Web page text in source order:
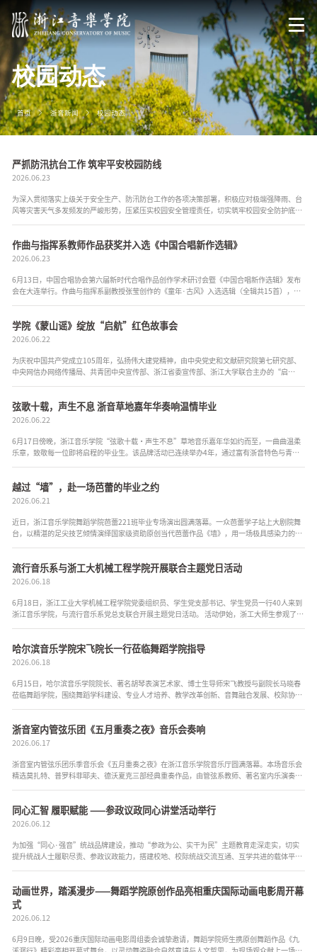
首页 浙音新闻 校园动态
校园动态
严抓防汛抗台工作 筑牢平安校园防线
2026.06.23
为深入贯彻落实上级关于安全生产、防汛防台工作的各项决策部署，积极应对极端强降雨、台
风等灾害天气多发频发的严峻形势，压紧压实校园安全管理责任，切实筑牢校园安全防护底
作曲与指挥系教师作品获奖并入选《中国合唱新作选辑》
2026.06.23
6月13日，中国合唱协会第六届新时代合唱作品创作学术研讨会暨《中国合唱新作选辑》发布
会在大连举行。作曲与指挥系副教授张莹创作的《童年·古风》入选选辑（全辑共15首），并
学院《蒙山谣》绽放“启航”红色故事会
2026.06.22
为庆祝中国共产党成立105周年，弘扬伟大建党精神，由中央党史和文献研究院第七研究部、
中央网信办网络传播局、共青团中央宣传部、浙江省委宣传部、浙江大学联合主办的“启
弦歌十载，声生不息 浙音草地嘉年华奏响温情毕业
2026.06.22
6月17日傍晚，浙江音乐学院“弦歌十载・声生不息”草地音乐嘉年华如约而至，一曲曲温柔
乐章，致敬每一位即将启程的毕业生。该品牌活动已连续举办4年，通过富有浙音特色与青春
越过“墙”，赴一场芭蕾的毕业之约
2026.06.21
近日，浙江音乐学院舞蹈学院芭蕾221班毕业专场演出圆满落幕。一众芭蕾学子站上大剧院舞
台，以精湛的足尖技艺倾情演绎国家级资助原创当代芭蕾作品《墙》，用一场极具感染力的舞
流行音乐系与浙工大机械工程学院开展联合主题党日活动
2026.06.18
6月18日，浙江工业大学机械工程学院党委组织员、学生党支部书记、学生党员一行40人来到
浙江音乐学院，与流行音乐系党总支联合开展主题党日活动。 活动伊始，浙工大师生参观了学
哈尔滨音乐学院宋飞院长一行莅临舞蹈学院指导
2026.06.18
6月15日，哈尔滨音乐学院院长、著名胡琴表演艺术家、博士生导师宋飞教授与副院长马晓春
莅临舞蹈学院，围绕舞蹈学科建设、专业人才培养、教学改革创新、音舞融合发展、校际协同
浙音室内管弦乐团《五月重奏之夜》音乐会奏响
2026.06.17
浙音室内管弦乐团乐季音乐会《五月重奏之夜》在浙江音乐学院音乐厅圆满落幕。本场音乐会
精选莫扎特、普罗科菲耶夫、德沃夏克三部经典重奏作品，由管弦系教师、著名室内乐演奏家
同心汇智 履职赋能 ——参政议政同心讲堂活动举行
2026.06.12
为加强“同心·强音”统战品牌建设，推动“参政为公、实干为民”主题教育走深走实，切实
提升统战人士履职尽责、参政议政能力，搭建校地、校际统战交流互通、互学共进的载体平
动画世界，踏溪漫步——舞蹈学院原创作品亮相重庆国际动画电影周开幕
式
2026.06.12
6月9日晚，受2026重庆国际动画电影周组委会诚挚邀请，舞蹈学院师生携原创舞蹈作品《九